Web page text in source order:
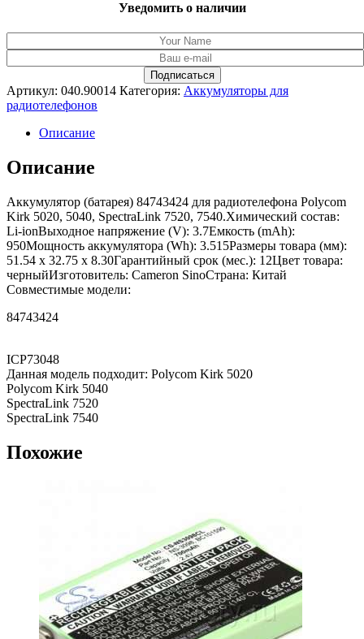
Уведомить о наличии
Артикул: 040.90014 Категория: Аккумуляторы для
радиотелефонов
Описание
Описание
Аккумулятор (батарея) 84743424 для радиотелефона Polycom
Kirk 5020, 5040, SpectraLink 7520, 7540.Химический состав:
Li-ionВыходное напряжение (V): 3.7Емкость (mAh):
950Мощность аккумулятора (Wh): 3.515Размеры товара (мм):
51.54 x 32.75 x 8.30Гарантийный срок (мес.): 12Цвет товара:
черныйИзготовитель: Cameron SinoСтрана: Китай
Совместимые модели:
84743424
ICP73048
Данная модель подходит: Polycom Kirk 5020
Polycom Kirk 5040
SpectraLink 7520
SpectraLink 7540
Похожие